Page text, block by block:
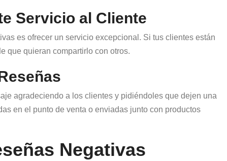
Servicio al Cliente
es ofrecer un servicio excepcional. Si tus clientes están
que quieran compartirlo con otros.
agradeciendo a los clientes y pidiéndoles que dejen una
en el punto de venta o enviadas junto con productos
Negativas